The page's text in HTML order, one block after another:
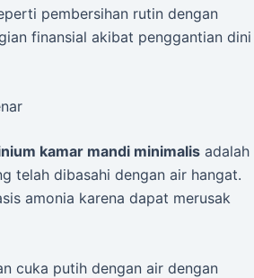
pembersihan rutin dengan
finansial akibat penggantian dini
kamar mandi minimalis adalah
telah dibasahi dengan air hangat.
amonia karena dapat merusak
cuka putih dengan air dengan